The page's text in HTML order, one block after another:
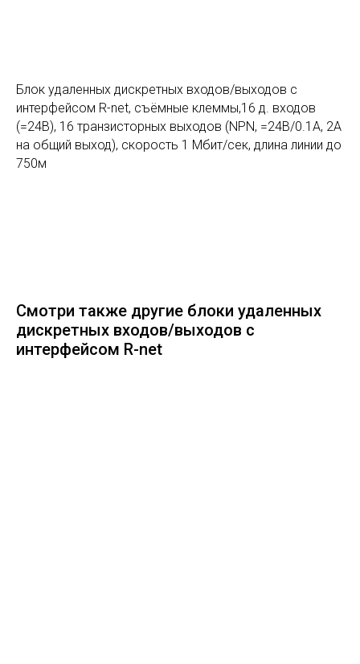
Блок удаленных дискретных входов/выходов с
интерфейсом R-net, съёмные клеммы,16 д. входов
(=24В), 16 транзисторных выходов (NPN, =24В/0.1А, 2А
на общий выход), скорость 1 Мбит/сек, длина линии до
750м
Смотри также другие блоки удаленных
дискретных входов/выходов с
интерфейсом R-net